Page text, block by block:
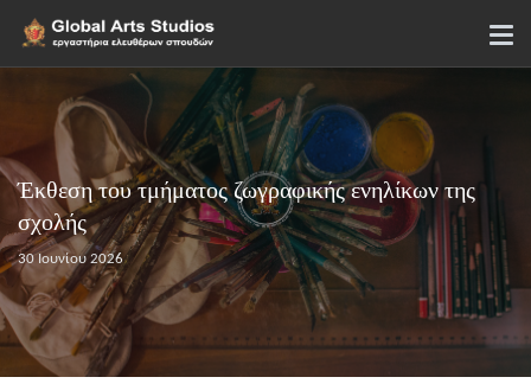
Έκθεση του τμήματος ζωγραφικής ενηλίκων της
σχολής
30 Ιουνίου 2026